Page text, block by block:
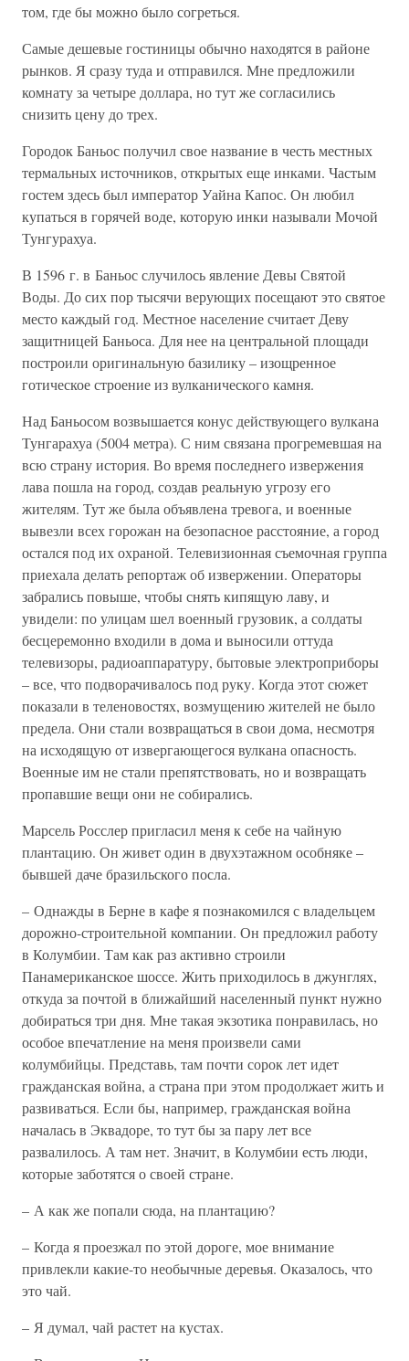
том, где бы можно было согреться.
Самые дешевые гостиницы обычно находятся в районе
рынков. Я сразу туда и отправился. Мне предложили
комнату за четыре доллара, но тут же согласились
снизить цену до трех.
Городок Баньос получил свое название в честь местных
термальных источников, открытых еще инками. Частым
гостем здесь был император Уайна Капос. Он любил
купаться в горячей воде, которую инки называли Мочой
Тунгурахуа.
В 1596 г. в Баньос случилось явление Девы Святой
Воды. До сих пор тысячи верующих посещают это святое
место каждый год. Местное население считает Деву
защитницей Баньоса. Для нее на центральной площади
построили оригинальную базилику – изощренное
готическое строение из вулканического камня.
Над Баньосом возвышается конус действующего вулкана
Тунгарахуа (5004 метра). С ним связана прогремевшая на
всю страну история. Во время последнего извержения
лава пошла на город, создав реальную угрозу его
жителям. Тут же была объявлена тревога, и военные
вывезли всех горожан на безопасное расстояние, а город
остался под их охраной. Телевизионная съемочная группа
приехала делать репортаж об извержении. Операторы
забрались повыше, чтобы снять кипящую лаву, и
увидели: по улицам шел военный грузовик, а солдаты
бесцеремонно входили в дома и выносили оттуда
телевизоры, радиоаппаратуру, бытовые электроприборы
– все, что подворачивалось под руку. Когда этот сюжет
показали в теленовостях, возмущению жителей не было
предела. Они стали возвращаться в свои дома, несмотря
на исходящую от извергающегося вулкана опасность.
Военные им не стали препятствовать, но и возвращать
пропавшие вещи они не собирались.
Марсель Росслер пригласил меня к себе на чайную
плантацию. Он живет один в двухэтажном особняке –
бывшей даче бразильского посла.
– Однажды в Берне в кафе я познакомился с владельцем
дорожно-строительной компании. Он предложил работу
в Колумбии. Там как раз активно строили
Панамериканское шоссе. Жить приходилось в джунглях,
откуда за почтой в ближайший населенный пункт нужно
добираться три дня. Мне такая экзотика понравилась, но
особое впечатление на меня произвели сами
колумбийцы. Представь, там почти сорок лет идет
гражданская война, а страна при этом продолжает жить и
развиваться. Если бы, например, гражданская война
началась в Эквадоре, то тут бы за пару лет все
развалилось. А там нет. Значит, в Колумбии есть люди,
которые заботятся о своей стране.
– А как же попали сюда, на плантацию?
– Когда я проезжал по этой дороге, мое внимание
привлекли какие-то необычные деревья. Оказалось, что
это чай.
– Я думал, чай растет на кустах.